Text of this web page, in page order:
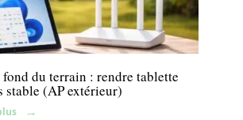
du terrain : rendre tablette
stable (AP extérieur)